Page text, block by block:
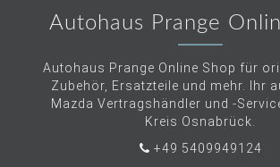
Autohaus Prange
Autohaus Prange Online Shop für
Zubehör, Ersatzteile und mehr. Ihr
Mazda Vertragshändler und -
Kreis Osnabrück.
+49 5409949124